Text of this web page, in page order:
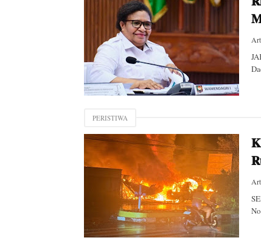
PERISTIWA